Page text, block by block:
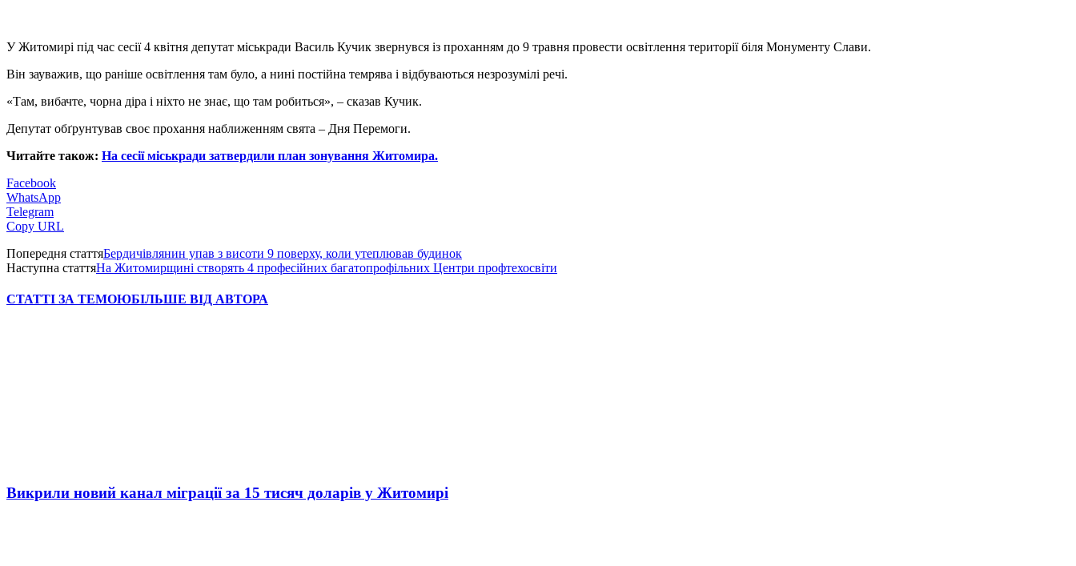
У Житомирі під час сесії 4 квітня депутат міськради Василь Кучик звернувся із проханням до 9 травня провести освітлення території біля Монументу Слави.
Він зауважив, що раніше освітлення там було, а нині постійна темрява і відбуваються незрозумілі речі.
«Там, вибачте, чорна діра і ніхто не знає, що там робиться», – сказав Кучик.
Депутат обґрунтував своє прохання наближенням свята – Дня Перемоги.
Читайте також: На сесії міськради затвердили план зонування Житомира.
Facebook
WhatsApp
Telegram
Copy URL
Попередня статтяБердичівлянин упав з висоти 9 поверху, коли утеплював будинок
Наступна статтяНа Житомирщині створять 4 професійних багатопрофільних Центри профтехосвіти
СТАТТІ ЗА ТЕМОЮБІЛЬШЕ ВІД АВТОРА
Викрили новий канал міграції за 15 тисяч доларів у Житомирі